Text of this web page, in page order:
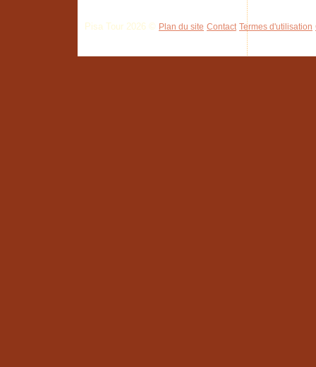
Pisa Tour 2026 © Plan du site Contact Termes d'utilisation